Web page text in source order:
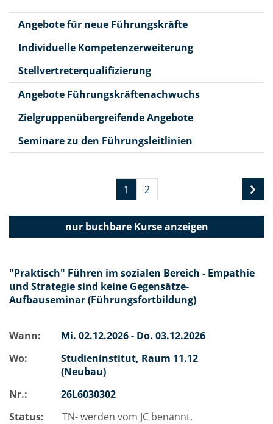
Angebote für neue Führungskräfte
Individuelle Kompetenzerweiterung
Stellvertreterqualifizierung
Angebote Führungskräftenachwuchs
Zielgruppenübergreifende Angebote
Seminare zu den Führungsleitlinien
1 2
nur buchbareKurse anzeigen
"Praktisch" Führen im sozialen Bereich - Empathie
und Strategie sind keine Gegensätze-
Aufbauseminar (Führungsfortbildung)
Wann: Mi. 02.12.2026 - Do. 03.12.2026
Wo:
Studieninstitut, Raum 11.12
(Neubau)
Nr.:
26L6030302
Status:
TN- werden vom JC benannt.